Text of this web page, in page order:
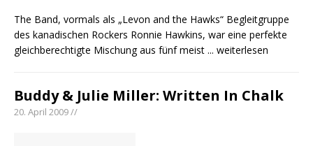
The Band, vormals als „Levon and the Hawks“ Begleitgruppe
des kanadischen Rockers Ronnie Hawkins, war eine perfekte
gleichberechtigte Mischung aus fünf meist ... weiterlesen
Buddy & Julie Miller: Written In Chalk
20. April 2009 //